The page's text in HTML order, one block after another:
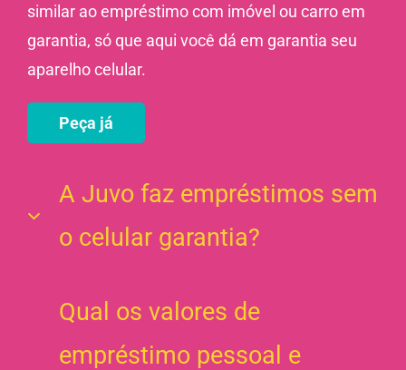
similar ao empréstimo com imóvel ou carro em
garantia, só que aqui você dá em garantia seu
aparelho celular.
Peça já
A Juvo faz empréstimos sem
o celular garantia?
Não! Para poder oferecer empréstimos com
celular seja dado como garantia numa operação
Qual os valores de
empréstimo pessoal e